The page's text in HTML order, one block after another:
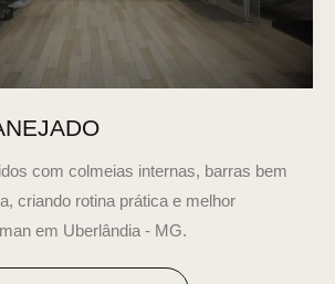
com colmeias internas, barras bem
criando rotina prática e melhor
em Uberlândia - MG.